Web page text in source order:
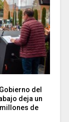
del
deja un
de